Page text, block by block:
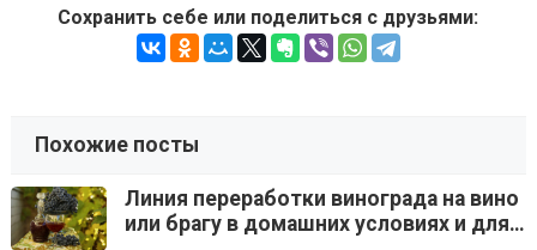
Сохранить себе или поделиться с друзьями:
Похожие посты
Линия переработки винограда на вино
или брагу в домашних условиях и для